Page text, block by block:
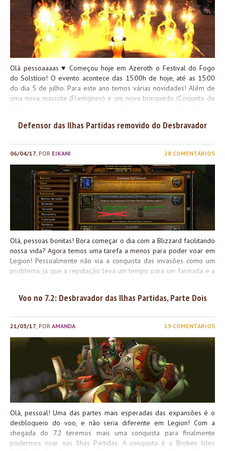
com pelo menos o nível...
Olá pessoaaaas ♥ Começou hoje em Azeroth o Festival do Fogo
do Solstício! O evento acontece das 15:00h de hoje, até as 15:00
do dia 5 de julho. Para este ano temos várias novidades! Além de
uma nova mascote (Flamígneo) e um novo brinquedo (Conjunto de
Draenor e as Ilhas Partidas foram incluídas nos mapas de caça às
Guardião das Chamas de Draenor Protetor das Chamas de Draenor
Extinguindo Draenor Extinguindo Draenor Guardião das Chamas
das Ilhas Partidas Protetor das Chamas das Ilhas Partidas
Extinguindo as Ilhas Partidas Extinguindo as Ilhas Partidas Confiram
nosso guia completo no link abaixo: Boa semana!
Defensor das Ilhas Partidas removido do Desbravador
06/04/17 , POR EIKANI 28 COMENTÁRIOS
Olá, pessoas bonitas! Bora começar o dia com a Blizzard facilitando
nossa vida? Agora temos uma tarefa a menos para poder voar em
Legion! Pessoalmente não via a conquista das invasões como um
problema, já que a reputação leva um tempo para ser farmada e a
tempo pra fazer sem a sensação de que está ‘atrasado’. Mas
acham dessa decisão da Blizzard?
Voo no 7.2: Desbravador das Ilhas Partidas, Parte Dois
21/03/17 , POR AMANDA 19 COMENTÁRIOS
Olá, pessoal! Uma das partes mais esperadas das expansões é o
desbloqueio do voo, e não seria diferente em Legion! Com a
chegada do 7.2 teremos mais uma conquista para finalmente
podermos voar nas Ilhas Partidas. A conquista é a Broken Isles